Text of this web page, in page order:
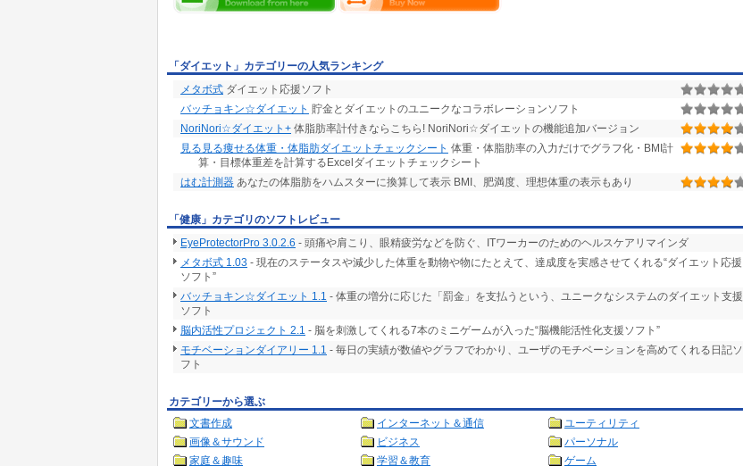
「ダイエット」カテゴリーの人気ランキング
メタボ式 ダイエット応援ソフト
バッチョキン☆ダイエット 貯金とダイエットのユニークなコラボレーションソフト
NoriNori☆ダイエット+ 体脂肪率計付きならこちら! NoriNori☆ダイエットの機能追加バージョン
見る見る痩せる体重・体脂肪ダイエットチェックシート 体重・体脂肪率の入力だけでグラフ化・BMI計
算・目標体重差を計算するExcelダイエットチェックシート
はむ計測器 あなたの体脂肪をハムスターに換算して表示 BMI、肥満度、理想体重の表示もあり
「健康」カテゴリのソフトレビュー
EyeProtectorPro 3.0.2.6 - 頭痛や肩こり、眼精疲労などを防ぐ、ITワーカーのためのヘルスケアリマインダ
メタボ式 1.03 - 現在のステータスや減少した体重を動物や物にたとえて、達成度を実感させてくれる“ダイエット応援
ソフト”
バッチョキン☆ダイエット 1.1 - 体重の増分に応じた「罰金」を支払うという、ユニークなシステムのダイエット支援
ソフト
脳内活性プロジェクト 2.1 - 脳を刺激してくれる7本のミニゲームが入った“脳機能活性化支援ソフト”
モチベーションダイアリー 1.1 - 毎日の実績が数値やグラフでわかり、ユーザのモチベーションを高めてくれる日記ソ
フト
カテゴリーから選ぶ
文書作成
インターネット＆通信
ユーティリティ
画像＆サウンド
ビジネス
パーソナル
家庭＆趣味
学習＆教育 ゲーム